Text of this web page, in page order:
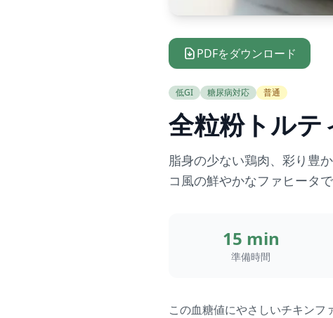
PDFをダウンロード
低GI 糖尿病対応 普通
全粒粉トルテ
脂身の少ない鶏肉、彩り豊
コ風の鮮やかなファヒータ
15 min
準備時間
この血糖値にやさしいチキン